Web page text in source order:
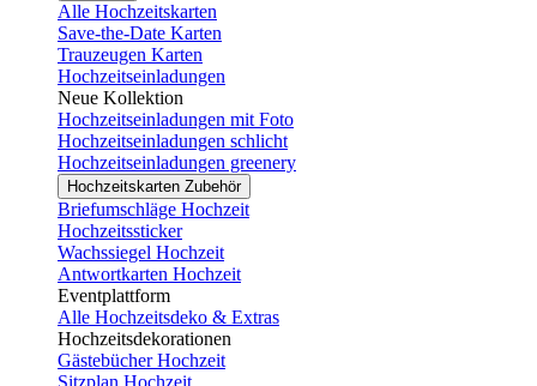
Alle Hochzeitskarten
Save-the-Date Karten
Trauzeugen Karten
Hochzeitseinladungen
Neue Kollektion
Hochzeitseinladungen mit Foto
Hochzeitseinladungen schlicht
Hochzeitseinladungen greenery
Hochzeitskarten Zubehör
Briefumschläge Hochzeit
Hochzeitssticker
Wachssiegel Hochzeit
Antwortkarten Hochzeit
Eventplattform
Alle Hochzeitsdeko & Extras
Hochzeitsdekorationen
Gästebücher Hochzeit
Sitzplan Hochzeit